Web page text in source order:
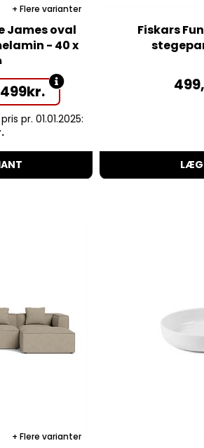
Flere varianter
James oval
- 40 x
kr.
pr. 01.01.2025:
Fiskars
LÆG
Flere varianter